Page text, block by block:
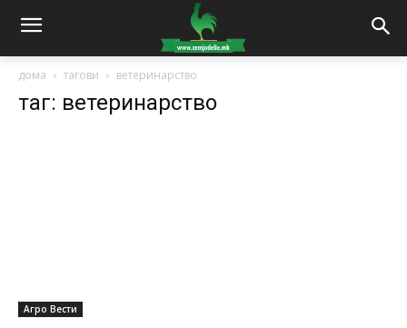
дома тагови ветеринарство
таг: ветеринарство
Агро Вести